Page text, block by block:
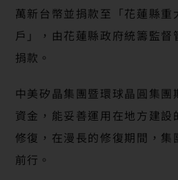
萬新台幣並捐款至「花蓮縣重
戶」，由花蓮縣政府統籌監督
捐款。
中美矽晶集團暨環球晶圓集
資金，能妥善運用在地方建設
修復，在漫長的修復期間，集
前行。